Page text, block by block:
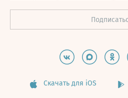
Скачать для iOS